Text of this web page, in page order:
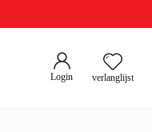
Login verlanglijst